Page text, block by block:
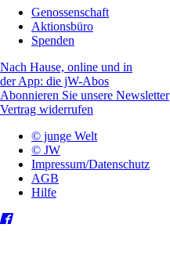
Genossenschaft
Aktionsbüro
Spenden
Nach Hause, online und in
der App: die jW-Abos
Abonnieren Sie unsere Newsletter
Vertrag widerrufen
© junge Welt
© JW
Impressum/Datenschutz
AGB
Hilfe